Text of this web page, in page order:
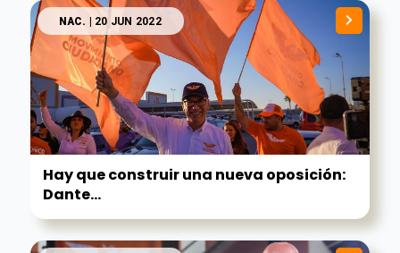
NAC. | 20 JUN 2022
Hay que construir una nueva oposición:
Dante...